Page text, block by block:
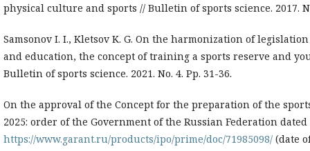
physical culture and sports // Bulletin of sports science. 2017.
Samsonov I. I., Kletsov K. G. On the harmonization of
and education, the concept of training a sports reserve and
Bulletin of sports science. 2021. No. 4. Pp. 31-36.
On the approval of the Concept for the preparation of the
2025: order of the Government of the Russian Federation dated
https://www.garant.ru/products/ipo/prime/doc/71985098/ (date